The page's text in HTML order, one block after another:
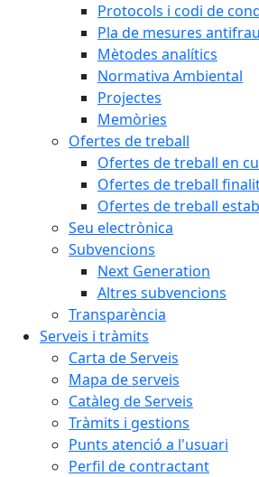
Protocols i codi de
Pla de mesures antifrau
Mètodes analítics
Normativa Ambiental
Projectes
Memòries
Ofertes de treball
Ofertes de treball en
Ofertes de treball
Ofertes de treball
Seu electrònica
Subvencions
Next Generation
Altres subvencions
Transparència
Serveis i tràmits
Carta de Serveis
Mapa de serveis
Catàleg de Serveis
Tràmits i gestions
Punts atenció a l'usuari
Perfil de contractant